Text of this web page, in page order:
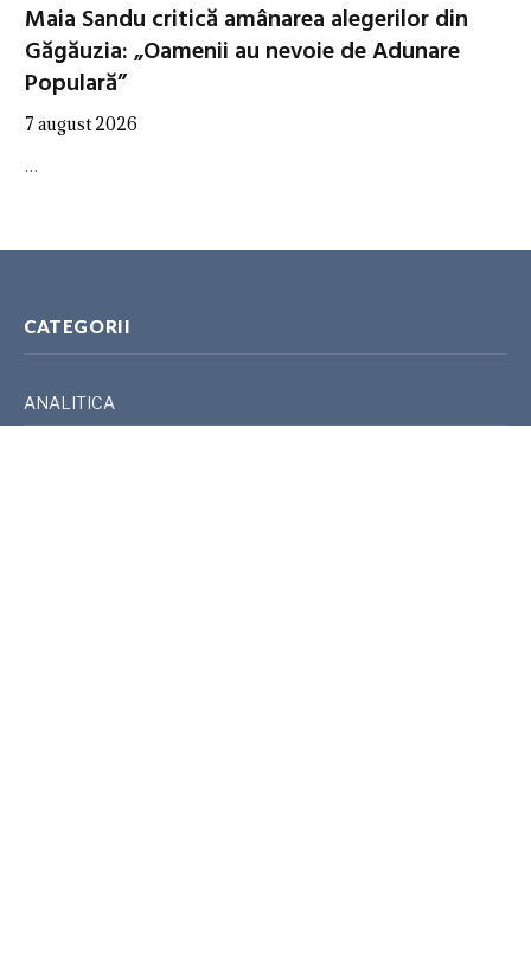
Maia Sandu critică amânarea alegerilor din
Găgăuzia: „Oamenii au nevoie de Adunare
Populară”
7 august 2026
…
CATEGORII
ANALITICA